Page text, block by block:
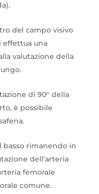
del campo visivo
effettua una
valutazione della
di 90° della
è possibile
basso rimanendo in
dell’arteria
femorale
comune.